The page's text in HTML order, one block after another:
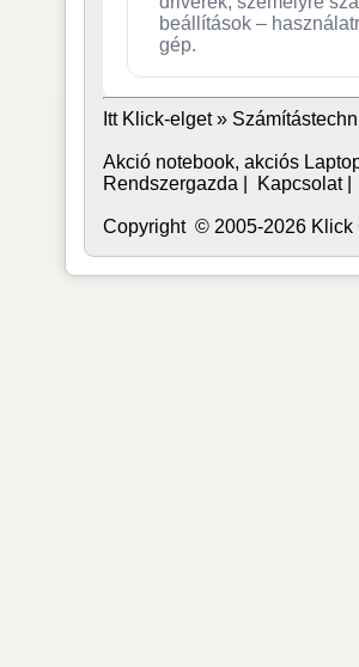
beállítások –
gép.
Itt Klick-elget »
Akció notebook, akciós
Rendszergazda
Kapcsolat|
Copyright © 2005-2026 Klick